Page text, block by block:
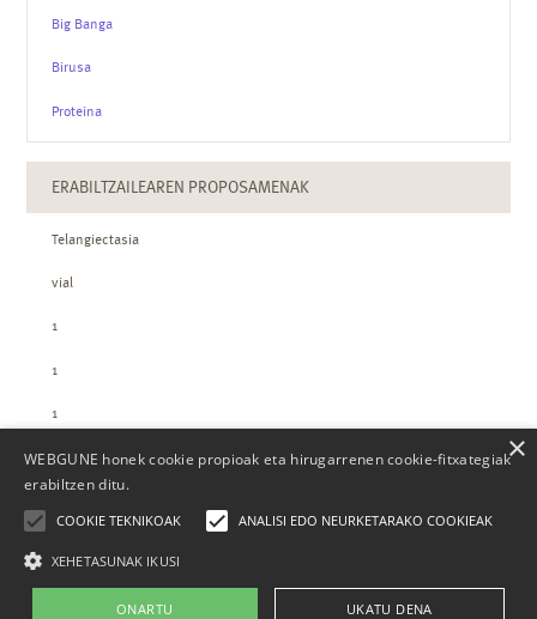
Big Banga
Birusa
Proteina
ERABILTZAILEAREN PROPOSAMENAK
Telangiectasia
vial
1
1
1
ZTH-REN KOPURUAK
WEBGUNE honek cookie propioak eta hirugarrenen cookie-fitxategiak
erabiltzen ditu.
COOKIE TEKNIKOAK ANALISI EDO NEURKETARAKO COOKIEAK
XEHETASUNAK IKUSI
ONARTU UKATU DENA
×